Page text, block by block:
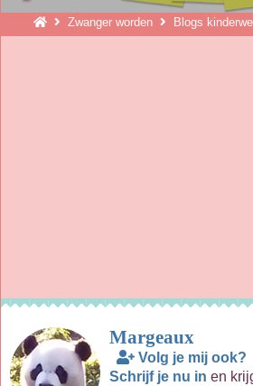
Zwanger worden Blogs
Margeaux
Volg je mij ook?
Schrijf je nu in en